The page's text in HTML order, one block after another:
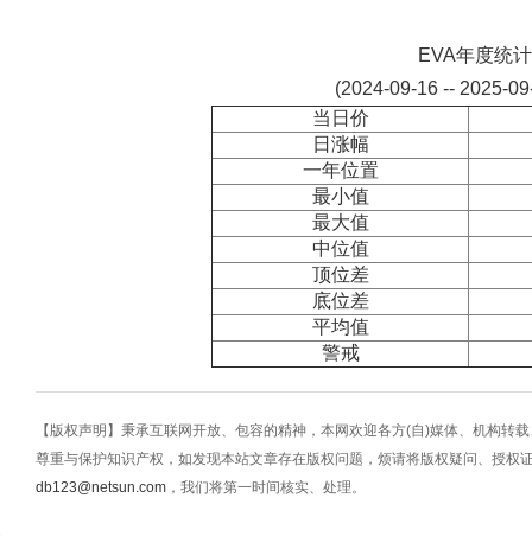
EVA年度统计
(2024-09-16 -- 2025-
当日价
日涨幅
一年位置
最小值
最大值
中位值
顶位差
底位差
平均值
警戒
【版权声明】秉承互联网开放、包容的精神，本网欢迎各方(自)媒体、机构转
尊重与保护知识产权，如发现本站文章存在版权问题，烦请将版权疑问、授权
db123@netsun.com ，我们将第一时间核实、处理。